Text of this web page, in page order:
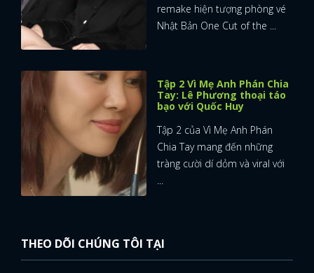
remake hiện tượng phòng vé
Nhật Bản One Cut of the ...
Tập 2 Vì Mẹ Anh Phán Chia
Tay: Lê Phương thoại táo
bạo với Quốc Huy
Tập 2 của Vì Mẹ Anh Phán
Chia Tay mang đến những
tràng cười dí dỏm và viral với
THEO DÕI CHÚNG TÔI TẠI